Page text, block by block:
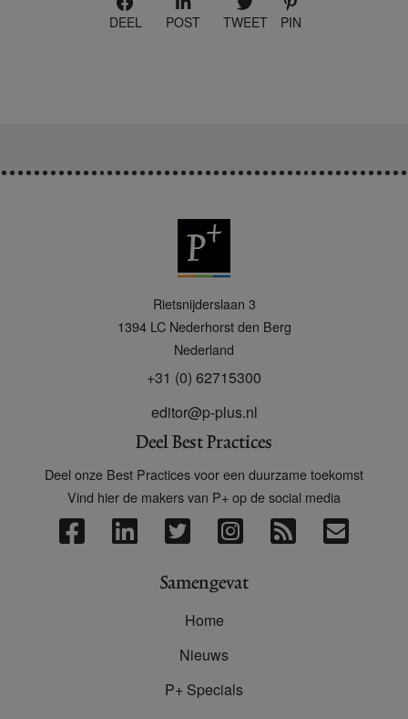
DEEL POST TWEET PIN
Rietsnijderslaan 3
1394 LC Nederhorst den Berg
Nederland
+31 (0) 62715300
editor@p-plus.nl
Deel Best Practices
Deel onze Best Practices voor een duurzame toekomst
Vind hier de makers van P+ op de social media
Samengevat
Home
Nieuws
P+ Specials